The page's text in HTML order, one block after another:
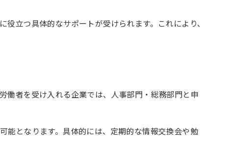
立つ具体的なサポートが受けられます。これにより、
働者を受け入れる企業では、人事部門・総務部門と申
能となります。具体的には、定期的な情報交換会や勉